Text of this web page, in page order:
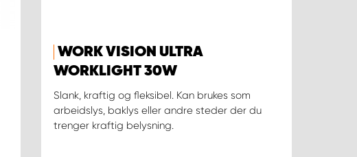
WORK VISION ULTRA
WORKLIGHT 30W
Slank, kraftig og fleksibel. Kan brukes som
arbeidslys, baklys eller andre steder der du
trenger kraftig belysning.